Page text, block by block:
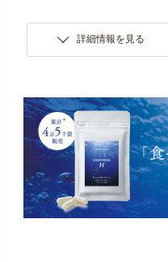
す。
該当月の解約は承って
指定口座へご入金いた
ださい。
※システム上、定期便商
ただくことや、一緒に
詳細情報を見る